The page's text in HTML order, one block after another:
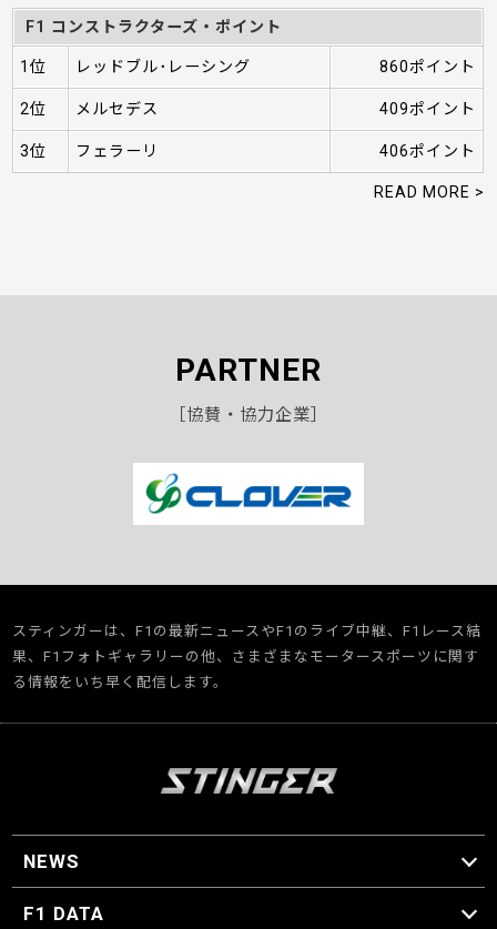
F1 コンストラクターズ・ポイント
1位 レッドブル･レーシング 860ポイント
2位 メルセデス 409ポイント
3位 フェラーリ 406ポイント
READ MORE >
PARTNER
［協賛・協力企業］
スティンガーは、F1の最新ニュースやF1のライブ中継、F1レース結
果、F1フォトギャラリーの他、さまざまなモータースポーツに関す
る情報をいち早く配信します。
NEWS
F1 ニュース
F1 DATA